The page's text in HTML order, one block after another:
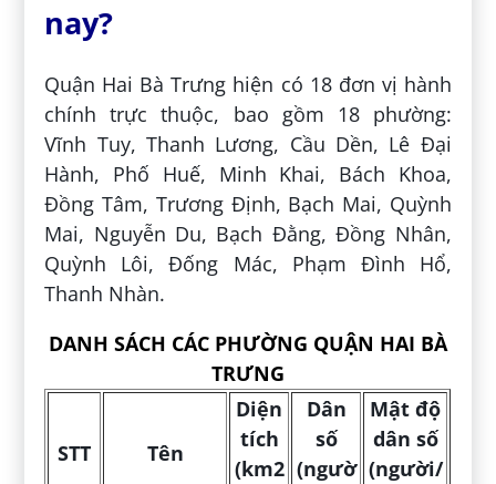
nay?
Quận Hai Bà Trưng hiện có 18 đơn vị hành
chính trực thuộc, bao gồm 18 phường:
Vĩnh Tuy, Thanh Lương, Cầu Dền, Lê Đại
Hành, Phố Huế, Minh Khai, Bách Khoa,
Đồng Tâm, Trương Định, Bạch Mai, Quỳnh
Mai, Nguyễn Du, Bạch Đằng, Đồng Nhân,
Quỳnh Lôi, Đống Mác, Phạm Đình Hổ,
Thanh Nhàn.
DANH SÁCH CÁC PHƯỜNG QUẬN HAI BÀ
TRƯNG
STT Tên
Diện
tích
(km2
Dân
số
(ngườ
Mật độ
dân số
(người/